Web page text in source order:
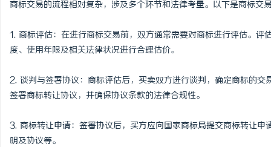
商标交易的流程相对复杂，涉及多个环节和法律考量。以下是商标交
1. 商标评估：在进行商标交易前，双方通常需要对商标进行评估。
度、使用年限及相关法律状况进行合理估价。
2. 谈判与签署协议：商标评估后，买卖双方进行谈判，确定商标的
签署商标转让协议，并确保协议条款的法律合规性。
3. 商标转让申请：签署协议后，买方应向国家商标局提交商标转让
明及协议等。